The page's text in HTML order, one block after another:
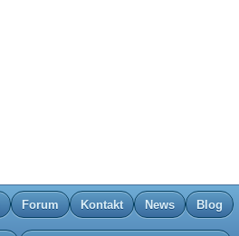
Forum Kontakt News Blog